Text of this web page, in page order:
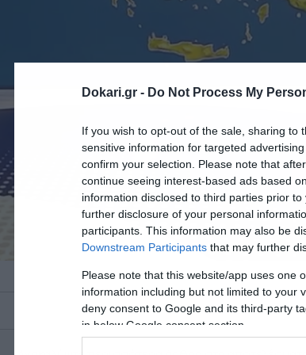
Dokari.gr - Do Not Process My
If you wish to opt-out of the sale, sharing
sensitive information for targeted
confirm your selection. Please note that
continue seeing interest-based ads based
information disclosed to third parties prior
further disclosure of your personal
participants. This information may also be
Downstream Participants that may further
Please note that this website/app uses one
information including but not limited to your
deny consent to Google and its third-party
in below Google consent section.